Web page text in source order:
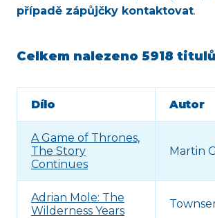
případě zápůjčky kontaktovat.
Celkem nalezeno 5918 titulů
Dílo Autor
A Game of Thrones,
The Story
Continues
Martin G
Adrian Mole: The
Wilderness Years